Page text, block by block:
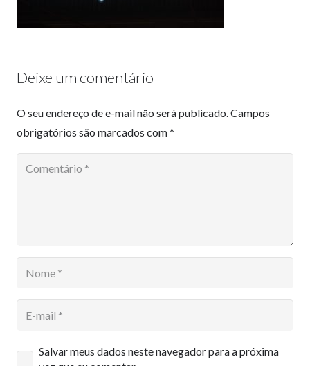
Deixe um comentário
O seu endereço de e-mail não será publicado.Campos
obrigatórios são marcados com*
Salvar meus dados neste navegador para a próxima